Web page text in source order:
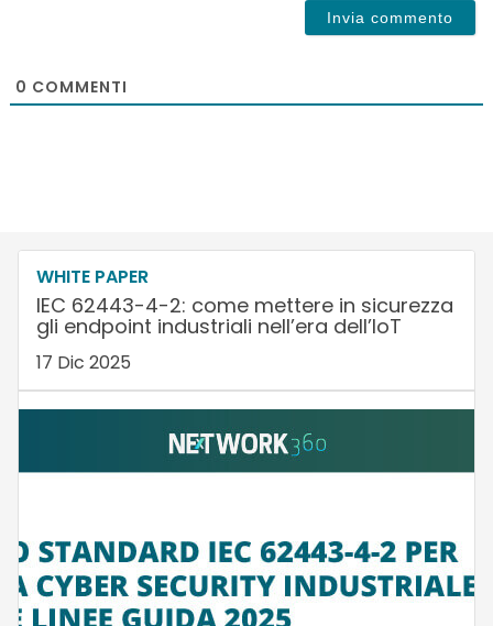
0 COMMENTI
WHITE PAPER
IEC 62443-4-2: come mettere in sicurezza
gli endpoint industriali nell’era dell’IoT
17 Dic 2025